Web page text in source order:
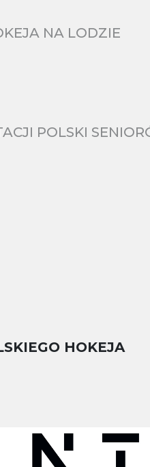
NA LODZIE
POLSKI
HOKEJA